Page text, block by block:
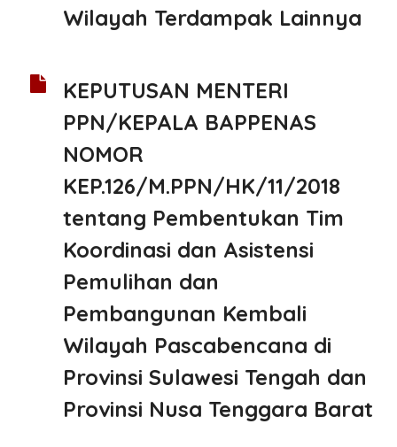
Wilayah Terdampak Lainnya
KEPUTUSAN MENTERI
PPN/KEPALA BAPPENAS
NOMOR
KEP.126/M.PPN/HK/11/2018
tentang Pembentukan Tim
Koordinasi dan Asistensi
Pemulihan dan
Pembangunan Kembali
Wilayah Pascabencana di
Provinsi Sulawesi Tengah dan
Provinsi Nusa Tenggara Barat